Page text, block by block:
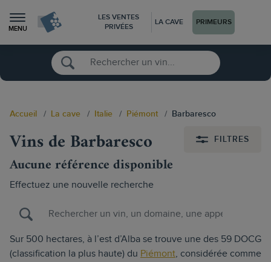
MENU
LES VENTES
PRIVÉES
LA CAVE PRIMEURS
Accueil La cave Italie Piémont Barbaresco
FILTRES
Vins de Barbaresco
Aucune référence disponible
Effectuez une nouvelle recherche
Sur 500 hectares, à l’est d’Alba se trouve une des 59 DOCG
(classification la plus haute) du Piémont, considérée comme